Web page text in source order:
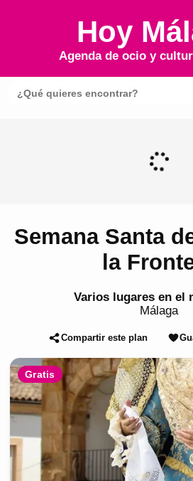
Hoy
Agenda de ocio y
Semana Santa
la
Varios lugares en el
Málaga
Compartir este plan
Gratis